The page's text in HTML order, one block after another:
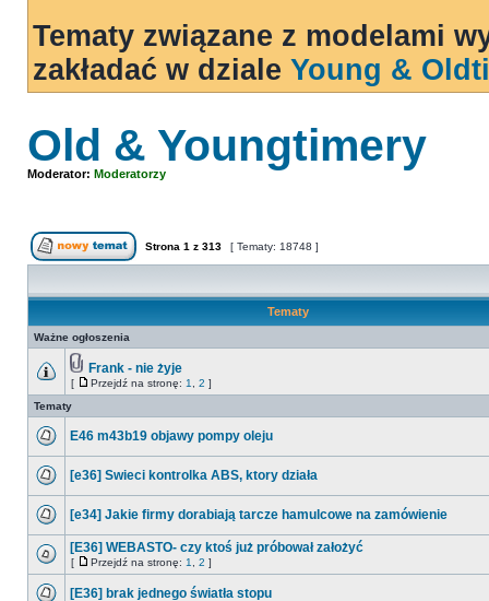
Tematy związane z modelami
zakładać w dziale Young &
Old & Youngtimery
Moderator: Moderatorzy
Strona 1 z 313 [ Tematy: 18748 ]
Tematy
Ważne ogłoszenia
Frank - nie żyje
[ Przejdź na stronę: 1 2 ]
Tematy
E46 m43b19 objawy pompy oleju
[e36] Swieci kontrolka ABS, ktory działa
[e34] Jakie firmy dorabiają tarcze hamulcowe na zamówienie
[E36] WEBASTO- czy ktoś już próbował założyć
[ Przejdź na stronę: 1 2 ]
[E36] brak jednego światła stopu